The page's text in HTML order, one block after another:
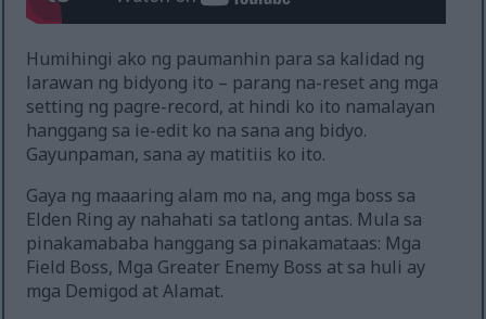
Humihingi ako ng paumanhin para sa kalidad ng
larawan ng bidyong ito – parang na-reset ang mga
setting ng pagre-record, at hindi ko ito namalayan
hanggang sa ie-edit ko na sana ang bidyo.
Gayunpaman, sana ay matitiis ko ito.
Gaya ng maaaring alam mo na, ang mga boss sa
Elden Ring ay nahahati sa tatlong antas. Mula sa
pinakamababa hanggang sa pinakamataas: Mga
Field Boss, Mga Greater Enemy Boss at sa huli ay
mga Demigod at Alamat.